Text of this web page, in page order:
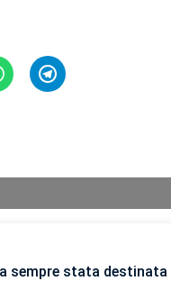
sempre stata destinata